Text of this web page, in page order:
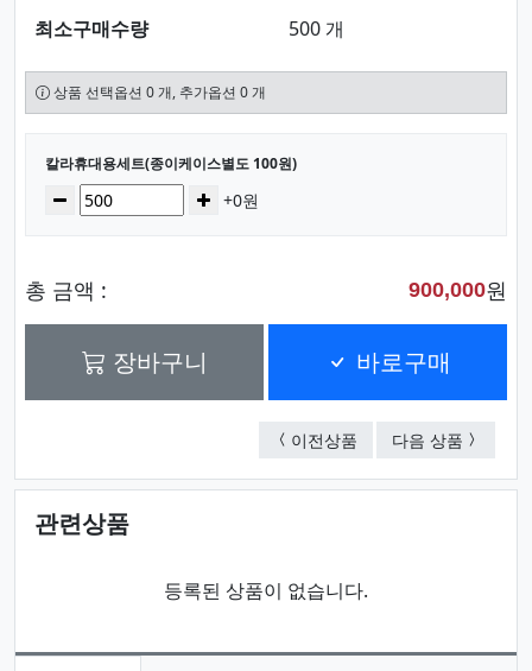
최소구매수량
500 개
상품 선택옵션 0 개, 추가옵션 0 개
선택된 옵션
칼라휴대용세트(종이케이스별도 100원)
수량감소 증가+0원
총 금액 : 900,000원
장바구니 바로구매
이전상품 칼라휴대용세트(종이
다음 상품 휴대용
관련상품
등록된 상품이 없습니다.